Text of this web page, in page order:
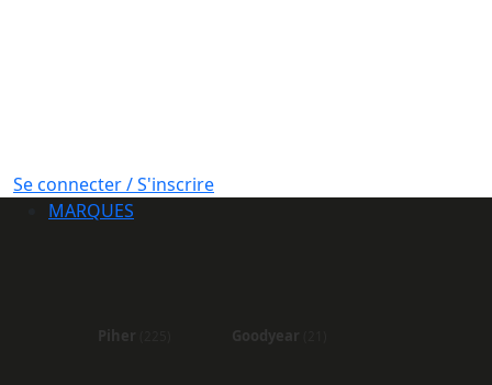
Se connecter / S'inscrire
MARQUES
Piher Goodyear